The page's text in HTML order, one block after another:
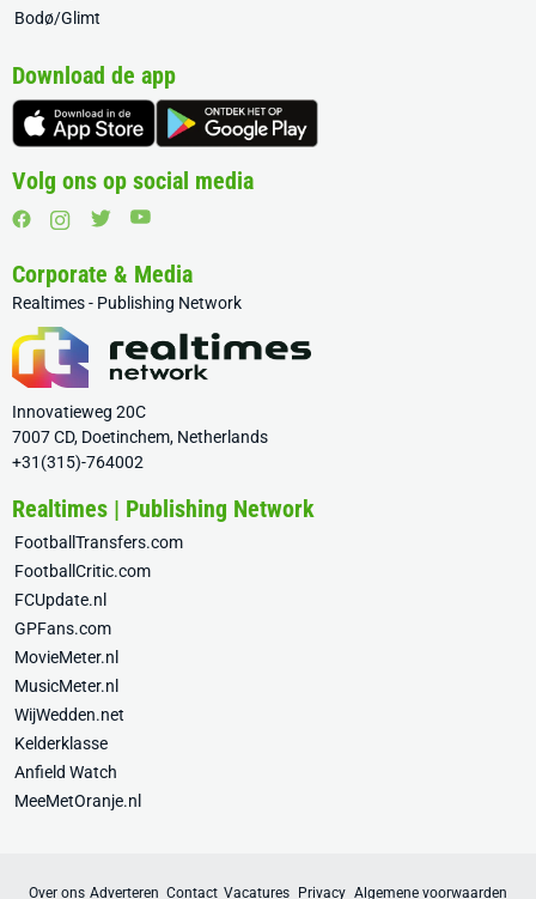
Bodø/Glimt
Download de app
Volg ons op social media
Corporate & Media
Realtimes - Publishing Network
Innovatieweg 20C
7007 CD, Doetinchem, Netherlands
+31(315)-764002
Realtimes | Publishing Network
FootballTransfers.com
FootballCritic.com
FCUpdate.nl
GPFans.com
MovieMeter.nl
MusicMeter.nl
WijWedden.net
Kelderklasse
Anfield Watch
MeeMetOranje.nl
Over ons Adverteren Contact Vacatures Privacy Algemene voorwaarden